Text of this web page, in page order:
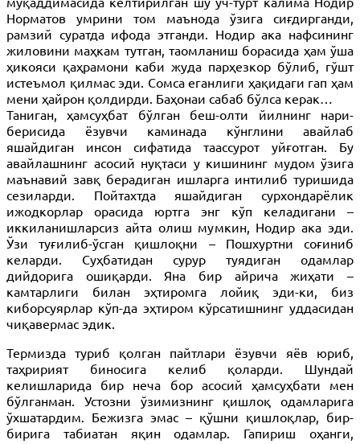
Норматов умрини том маънода ўзига сиғдирганди,
рамзий суратда ифода этганди. Нодир ака нафсининг
жиловини маҳкам тутган, таомланиш борасида ҳам ўша
ҳикояси қаҳрамони каби жуда парҳезкор бўлиб, гўшт
истеъмол қилмас эди. Сомса еганлиги ҳақидаги гап ҳам
мени ҳайрон қолдирди. Баҳонаи сабаб бўлса керак…
Таниган, ҳамсуҳбат бўлган беш-олти йилнинг нари-
берисида ёзувчи каминада кўнглини авайлаб
яшайдиган инсон сифатида таассурот уйғотган. Бу
авайлашнинг асосий нуқтаси у кишининг мудом ўзига
маънавий завқ берадиган ишларга интилиб туришида
сезиларди. Пойтахтда яшайдиган сурхондарёлик
ижодкорлар орасида юртга энг кўп келадигани –
иккиланишларсиз айта олиш мумкин, Нодир ака эди.
Ўзи туғилиб-ўсган қишлоқни – Пошхуртни соғиниб
келарди. Суҳбатидан сурур туядиган одамлар
дийдорига ошиқарди. Яна бир айрича жиҳати –
камтарлиги билан эҳтиромга лойиқ эди-ки, биз
киборсуярлар кўп-да эҳтиром кўрсатишнинг уддасидан
чиқавермас эдик.
Термизда туриб қолган пайтлари ёзувчи яёв юриб,
таҳририят биносига келиб қоларди. Шундай
келишларида бир неча бор асосий ҳамсуҳбати мен
бўлганман. Устозни ўзимизнинг қишлоқ одамларига
ўхшатардим. Бежизга эмас – қўшни қишлоқлар, бир-
бирига табиатан яқин одамлар. Гапириш оҳанги,